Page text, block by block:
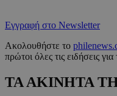
Εγγραφή στο Newsletter
Ακολουθήστε το
πρώτοι όλες τις ειδήσεις
ΤΑ ΑΚΙΝΗΤΑ